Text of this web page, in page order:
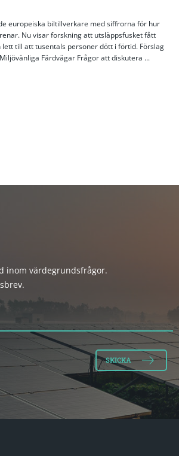
europeiska biltillverkare med siffrorna för hur
Nu visar forskning att utsläppsfusket fått
till att tusentals personer dött i förtid. Förslag
Färdvägar Frågor att diskutera ...
inom värdegrundsfrågor.